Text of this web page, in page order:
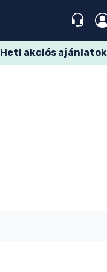
Heti akciós ajánlatok